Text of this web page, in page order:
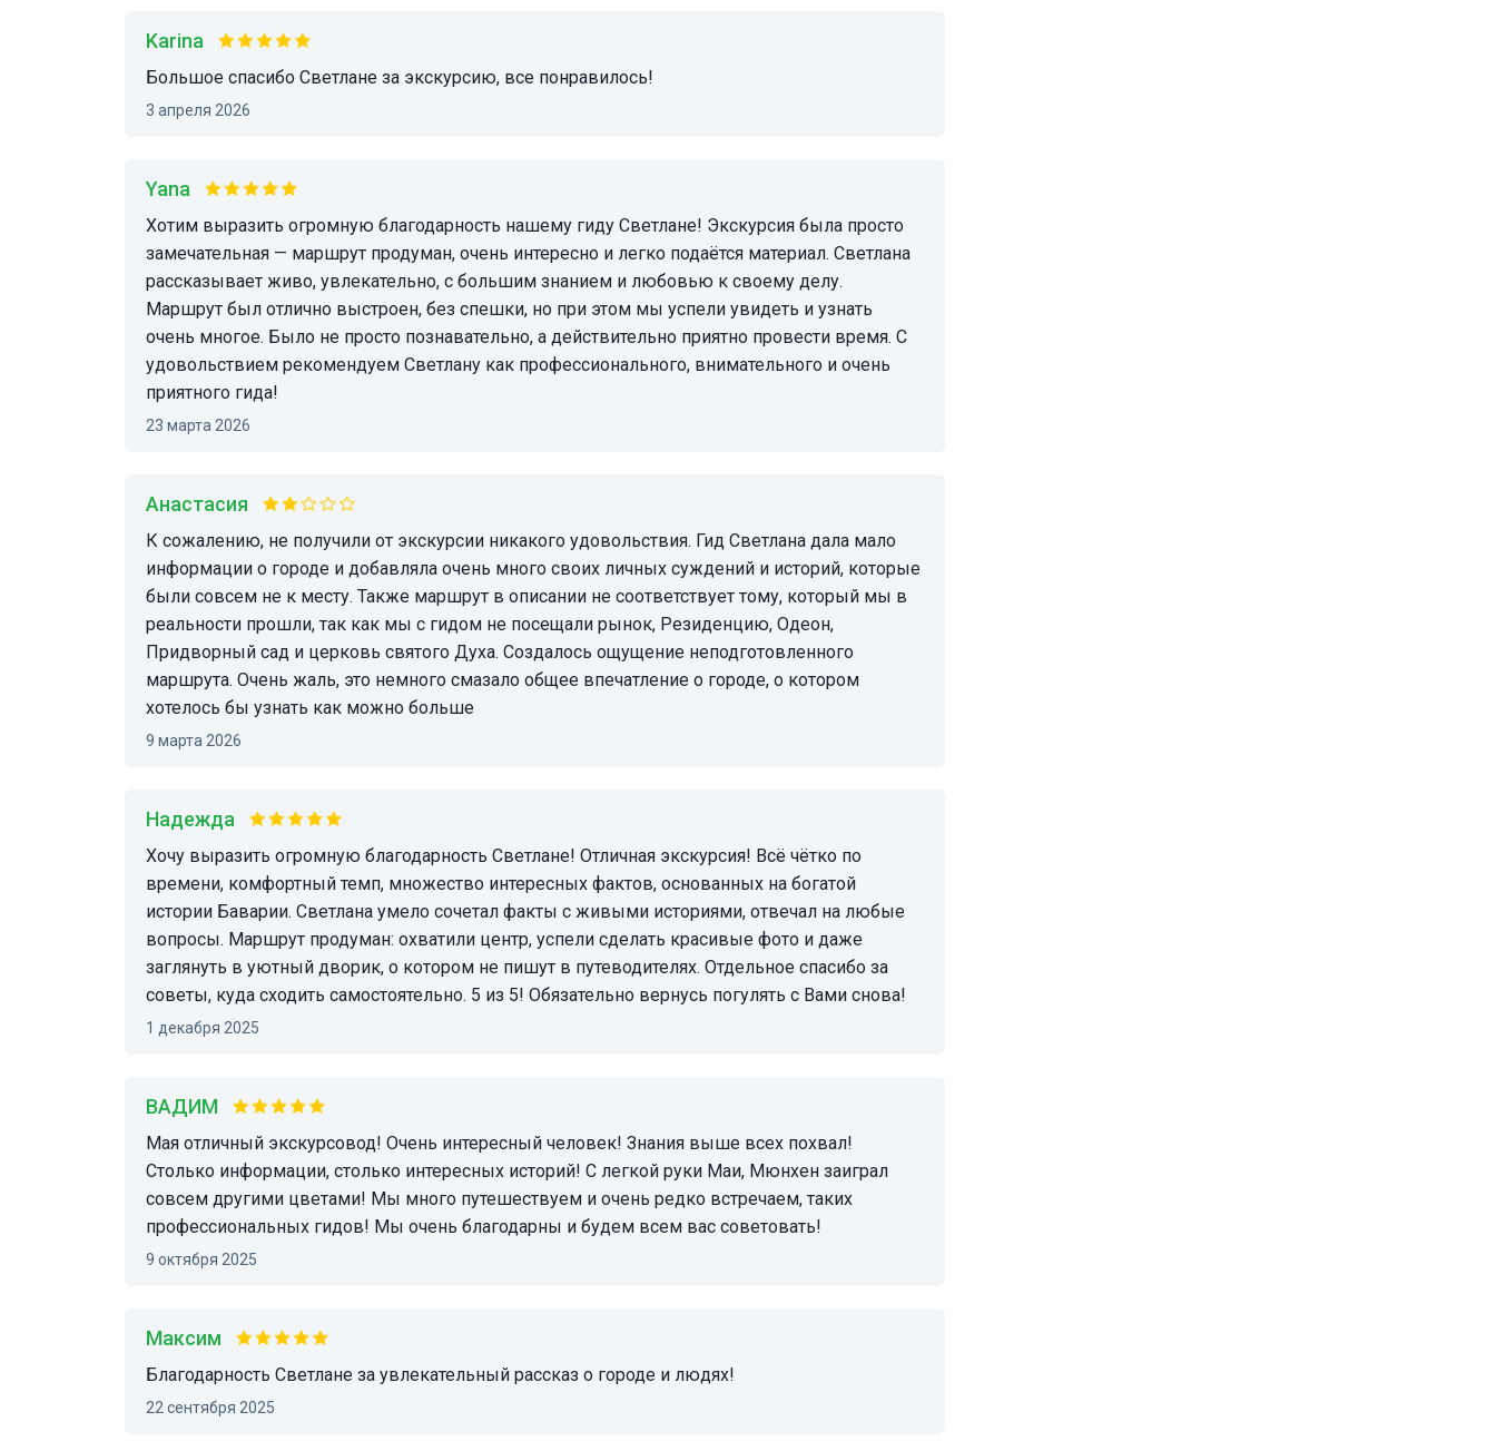
Karina
Большое спасибо Светлане за экскурсию, все понравилось!
3 апреля 2026
Yana
Хотим выразить огромную благодарность нашему гиду Светлане! Экскурсия была просто
замечательная — маршрут продуман, очень интересно и легко подаётся материал. Светлана
рассказывает живо, увлекательно, с большим знанием и любовью к своему делу.
Маршрут был отлично выстроен, без спешки, но при этом мы успели увидеть и узнать
очень многое. Было не просто познавательно, а действительно приятно провести время. С
удовольствием рекомендуем Светлану как профессионального, внимательного и очень
приятного гида!
23 марта 2026
Анастасия
К сожалению, не получили от экскурсии никакого удовольствия. Гид Светлана дала мало
информации о городе и добавляла очень много своих личных суждений и историй, которые
были совсем не к месту. Также маршрут в описании не соответствует тому, который мы в
реальности прошли, так как мы с гидом не посещали рынок, Резиденцию, Одеон,
Придворный сад и церковь святого Духа. Создалось ощущение неподготовленного
маршрута. Очень жаль, это немного смазало общее впечатление о городе, о котором
хотелось бы узнать как можно больше
9 марта 2026
Надежда
Хочу выразить огромную благодарность Светлане! Отличная экскурсия! Всё чётко по
времени, комфортный темп, множество интересных фактов, основанных на богатой
истории Баварии. Светлана умело сочетал факты с живыми историями, отвечал на любые
вопросы. Маршрут продуман: охватили центр, успели сделать красивые фото и даже
заглянуть в уютный дворик, о котором не пишут в путеводителях. Отдельное спасибо за
советы, куда сходить самостоятельно. 5 из 5! Обязательно вернусь погулять с Вами снова!
1 декабря 2025
ВАДИМ
Мая отличный экскурсовод! Очень интересный человек! Знания выше всех похвал!
Столько информации, столько интересных историй! С легкой руки Маи, Мюнхен заиграл
совсем другими цветами! Мы много путешествуем и очень редко встречаем, таких
профессиональных гидов! Мы очень благодарны и будем всем вас советовать!
9 октября 2025
Максим
Благодарность Светлане за увлекательный рассказ о городе и людях!
22 сентября 2025